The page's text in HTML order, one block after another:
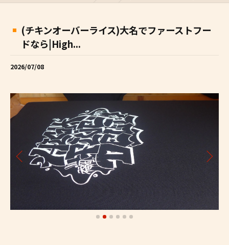
(チキンオーバーライス)大名でファーストフー
ドなら|High...
2026/07/08